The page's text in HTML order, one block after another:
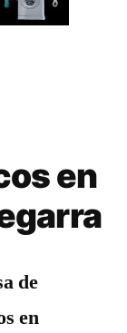
en
de
en